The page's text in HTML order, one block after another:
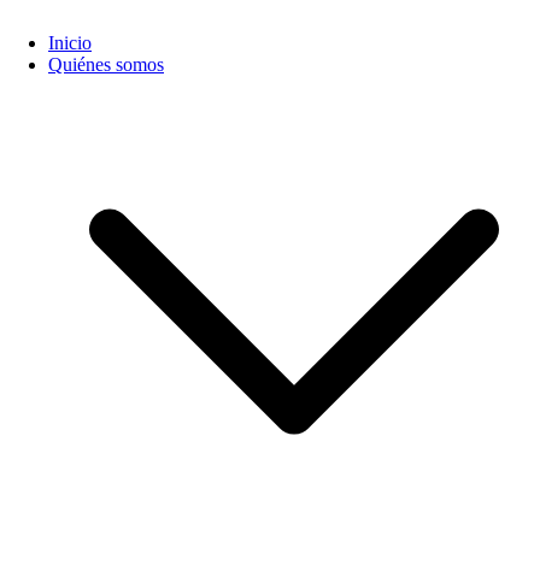
Inicio
Quiénes somos